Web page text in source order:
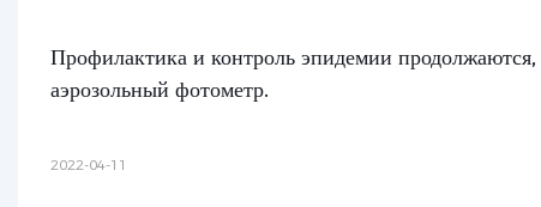
Профилактика и контроль эпидемии
аэрозольный фотометр.
2022-04-11